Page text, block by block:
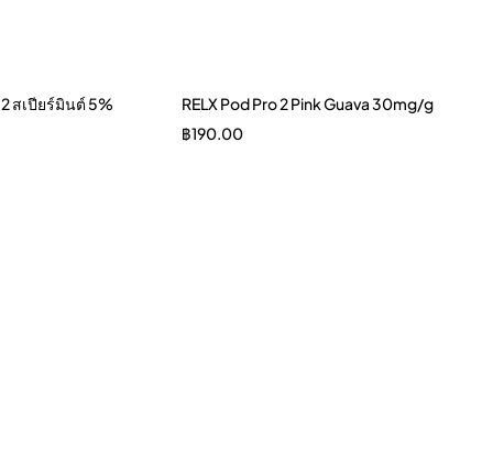
2 สเปียร์มินต์ 5%
RELX Pod Pro 2 Pink Guava 30mg/g
฿190.00